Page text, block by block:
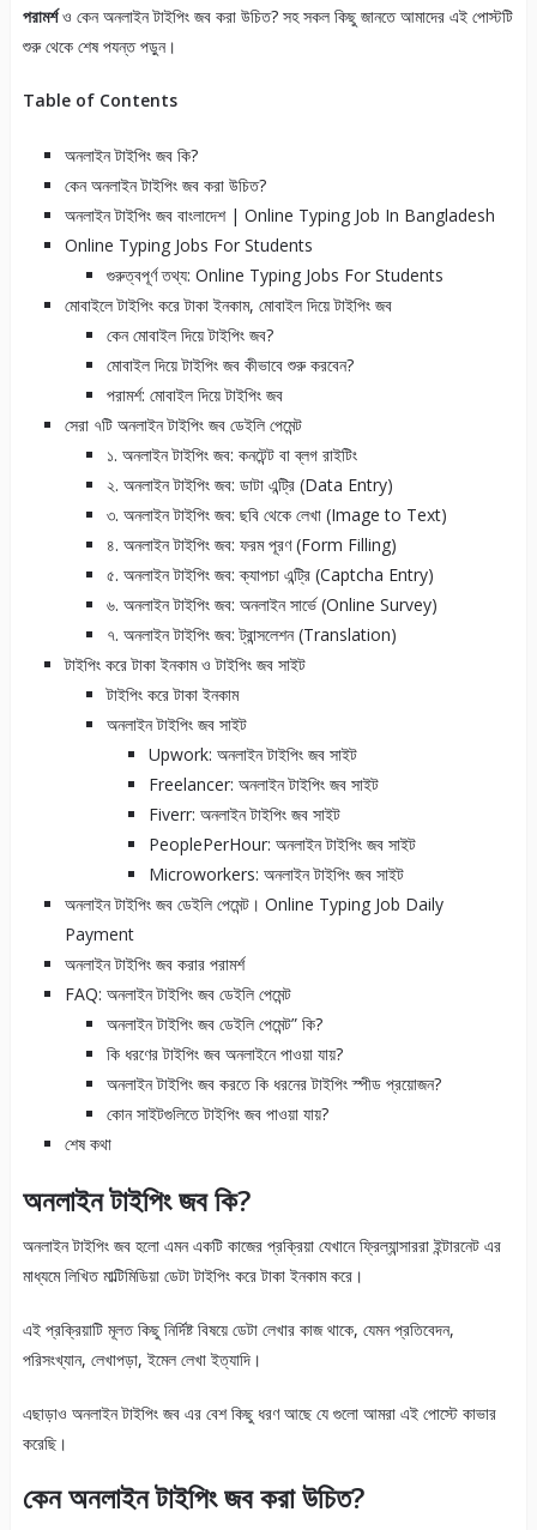
পরামর্শও কেন অনলাইন টাইপিং জব করা উচিত? সহ সকল কিছু জানতে আমাদের এই পোস্টটি
শুরু থেকে শেষ পযন্ত পড়ুন।
Table of Contents
অনলাইন টাইপিং জব কি?
কেন অনলাইন টাইপিং জব করা উচিত?
অনলাইন টাইপিং জব বাংলাদেশ | Online Typing Job In Bangladesh
Online Typing Jobs For Students
গুরুত্বপূর্ণ তথ্য: Online Typing Jobs For Students
মোবাইলে টাইপিং করে টাকা ইনকাম, মোবাইল দিয়ে টাইপিং জব
কেন মোবাইল দিয়ে টাইপিং জব?
মোবাইল দিয়ে টাইপিং জব কীভাবে শুরু করবেন?
পরামর্শ: মোবাইল দিয়ে টাইপিং জব
সেরা ৭টি অনলাইন টাইপিং জব ডেইলি পেমেন্ট
১. অনলাইন টাইপিং জব: কনটেন্ট বা ব্লগ রাইটিং
২. অনলাইন টাইপিং জব: ডাটা এন্ট্রি (Data Entry)
৩. অনলাইন টাইপিং জব: ছবি থেকে লেখা (Image to Text)
৪. অনলাইন টাইপিং জব: ফরম পূরণ (Form Filling)
৫. অনলাইন টাইপিং জব: ক্যাপচা এন্ট্রি (Captcha Entry)
৬. অনলাইন টাইপিং জব: অনলাইন সার্ভে (Online Survey)
৭. অনলাইন টাইপিং জব: ট্রান্সলেশন (Translation)
টাইপিং করে টাকা ইনকাম ও টাইপিং জব সাইট
টাইপিং করে টাকা ইনকাম
অনলাইন টাইপিং জব সাইট
Upwork: অনলাইন টাইপিং জব সাইট
Freelancer: অনলাইন টাইপিং জব সাইট
Fiverr: অনলাইন টাইপিং জব সাইট
PeoplePerHour: অনলাইন টাইপিং জব সাইট
Microworkers: অনলাইন টাইপিং জব সাইট
অনলাইন টাইপিং জব ডেইলি পেমেন্ট। Online Typing Job Daily
Payment
অনলাইন টাইপিং জব করার পরামর্শ
FAQ: অনলাইন টাইপিং জব ডেইলি পেমেন্ট
অনলাইন টাইপিং জব ডেইলি পেমেন্ট” কি?
কি ধরণের টাইপিং জব অনলাইনে পাওয়া যায়?
অনলাইন টাইপিং জব করতে কি ধরনের টাইপিং স্পীড প্রয়োজন?
কোন সাইটগুলিতে টাইপিং জব পাওয়া যায়?
শেষ কথা
অনলাইন টাইপিং জব কি?
অনলাইন টাইপিং জব হলো এমন একটি কাজের প্রক্রিয়া যেখানে ফ্রিল্যান্সাররা ইন্টারনেট এর
মাধ্যমে লিখিত মাল্টিমিডিয়া ডেটা টাইপিং করে টাকা ইনকাম করে।
এই প্রক্রিয়াটি মূলত কিছু নির্দিষ্ট বিষয়ে ডেটা লেখার কাজ থাকে, যেমন প্রতিবেদন,
পরিসংখ্যান, লেখাপড়া, ইমেল লেখা ইত্যাদি।
এছাড়াও অনলাইন টাইপিং জব এর বেশ কিছু ধরণ আছে যে গুলো আমরা এই পোস্টে কাভার
করেছি।
কেন অনলাইন টাইপিং জব করা উচিত?